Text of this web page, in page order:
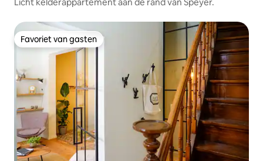
Licht kelderappartement aan de rand van Speyer.
Favoriet van gasten
Favoriet van gasten